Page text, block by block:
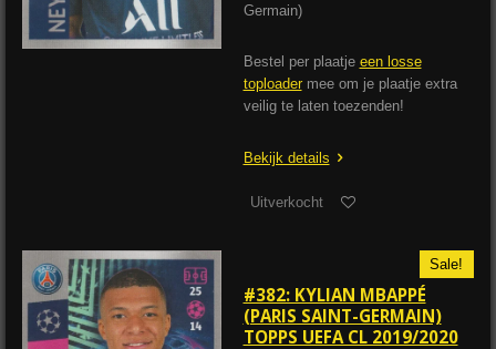
Germain)
Bestel per plaatje een losse
toploadermee om je plaatje extra
veilig te laten toezenden!
Bekijk details
Uitverkocht
Sale!
#382: KYLIAN MBAPPÉ
(PARIS SAINT-GERMAIN)
TOPPS UEFA CL 2019/2020